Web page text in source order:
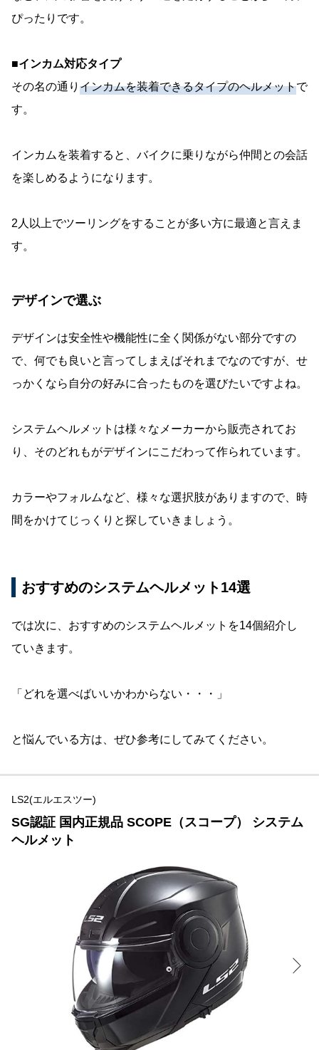
ぴったりです。
■インカム対応タイプ
その名の通り インカムを装着できるタイプのヘルメットで
す。
インカムを装着すると、バイクに乗りながら仲間との会話
を楽しめるようになります。
2人以上でツーリングをすることが多い方に最適と言えま
す。
デザインで選ぶ
デザインは安全性や機能性に全く関係がない部分ですの
で、何でも良いと言ってしまえばそれまでなのですが、せ
っかくなら自分の好みに合ったものを選びたいですよね。
システムヘルメットは様々なメーカーから販売されてお
り、そのどれもがデザインにこだわって作られています。
カラーやフォルムなど、様々な選択肢がありますので、時
間をかけてじっくりと探していきましょう。
おすすめのシステムヘルメット14選
では次に、おすすめのシステムヘルメットを14個紹介し
ていきます。
「どれを選べばいいかわからない・・・」
と悩んでいる方は、ぜひ参考にしてみてください。
LS2(エルエスツー)
SG認証 国内正規品 SCOPE（スコープ） システム
ヘルメット